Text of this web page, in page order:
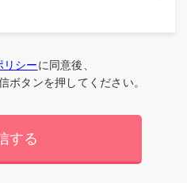
リシーに同意後、
ボタンを押してください。